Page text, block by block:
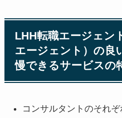
LHH転職エージェン
エージェント）の良
慢できるサービスの
コンサルタントのそれ